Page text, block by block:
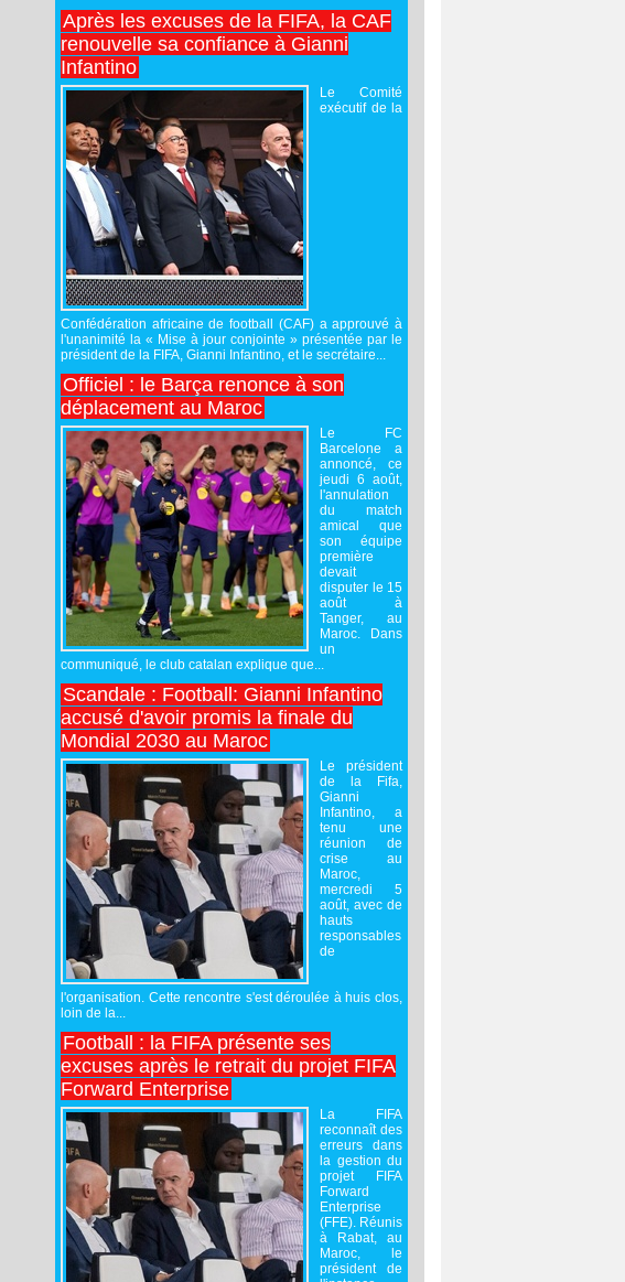
Après les excuses de la FIFA, la CAF
renouvelle sa confiance à Gianni
Infantino
Le Comité
exécutif de la
Confédération africaine de football (CAF) a approuvé à
l'unanimité la « Mise à jour conjointe » présentée par le
président de la FIFA, Gianni Infantino, et le secrétaire...
Officiel : le Barça renonce à son
déplacement au Maroc
Le FC
Barcelone a
annoncé, ce
jeudi 6 août,
l'annulation
du match
amical que
son équipe
première
devait
disputer le 15
août à
Tanger, au
Maroc. Dans
un
communiqué, le club catalan explique que...
Scandale : Football: Gianni Infantino
accusé d'avoir promis la finale du
Mondial 2030 au Maroc
Le président
de la Fifa,
Gianni
Infantino, a
tenu une
réunion de
crise au
Maroc,
mercredi 5
août, avec de
hauts
responsables
de
l'organisation. Cette rencontre s'est déroulée à huis clos,
loin de la...
Football : la FIFA présente ses
excuses après le retrait du projet FIFA
Forward Enterprise
La FIFA
reconnaît des
erreurs dans
la gestion du
projet FIFA
Forward
Enterprise
(FFE). Réunis
à Rabat, au
Maroc, le
président de